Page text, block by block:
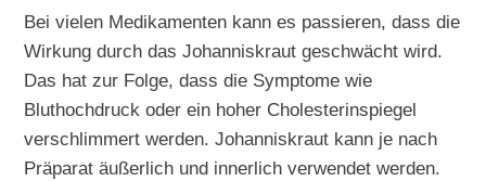
Bei vielen Medikamenten kann es passieren, dass die
Wirkung durch das Johanniskraut geschwächt wird.
Das hat zur Folge, dass die Symptome wie
Bluthochdruck oder ein hoher Cholesterinspiegel
verschlimmert werden. Johanniskraut kann je nach
Präparat äußerlich und innerlich verwendet werden.